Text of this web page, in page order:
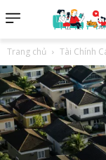
Trang chủ Tài Chính